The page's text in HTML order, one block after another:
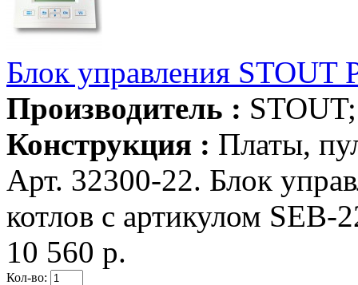
Блок управления STOUT
Производитель :
Конструкция : Платы,
Арт. 32300-22. Блок
котлов с артикулом SEB-
10 560 р.
Кол-во: